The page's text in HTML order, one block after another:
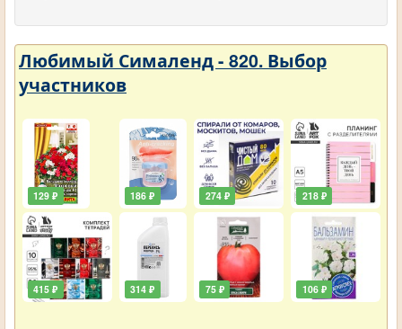
Любимый Сималенд - 820. Выбор
участников
129 ₽
415 ₽
186 ₽
314 ₽
274 ₽
75 ₽
218 ₽
106 ₽